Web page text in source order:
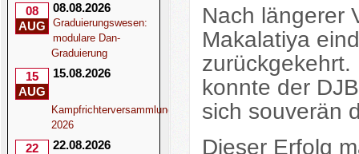
08
AUG
08.08.2026
Graduierungswesen:
modulare Dan-
Graduierung
15
AUG
15.08.2026
Kampfrichterversammlung
2026
22
22.08.2026
Nach längerer
Makalatiya
zurückgekehrt.
konnte der
sich souverän
Dieser Erfolg